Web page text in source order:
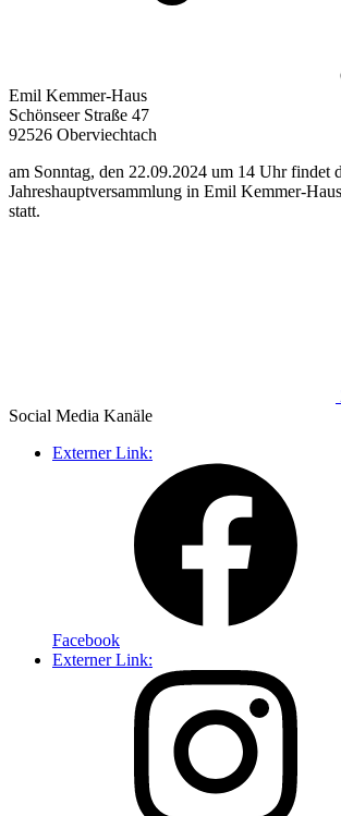
Emil Kemmer-Haus
Schönseer Straße 47
92526 Oberviechtach
am Sonntag, den 22.09.2024 um 14 Uhr findet
Jahreshauptversammlung in Emil Kemmer-
statt.
Social Media Kanäle
Externer Link:
Facebook
Externer Link: